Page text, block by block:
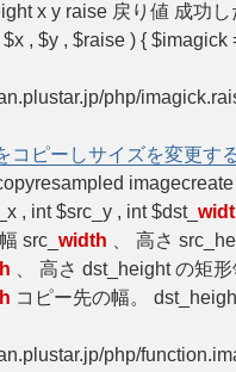
x y raise 戻り値 成功
, $y , $raise ) { $imagick
php/
コピーしサイズを変更す
, int $src_y , int $dst_
src_ width 、 高さ
、 高さ dst_height の矩
コピー先の幅。
php/